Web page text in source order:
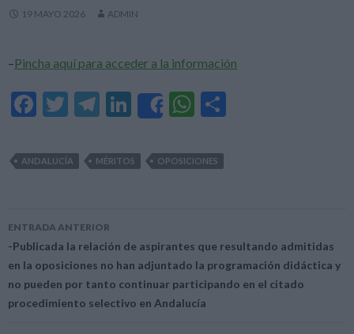
19 MAYO 2026 ADMIN
–Pincha aquí para acceder a la información
F
e
b
o
k
T
itt
er
T
e
gr
m
Li
n
ke
dI
Share
W
at
s
p r
ANDALUCÍA MÉRITOS OPOSICIONES
Navegación
de
entradas
ENTRADA ANTERIOR
-Publicada la relación de aspirantes que resultando admitidas
en la oposiciones no han adjuntado la programación didáctica y
no pueden por tanto continuar participando en el citado
procedimiento selectivo en Andalucía